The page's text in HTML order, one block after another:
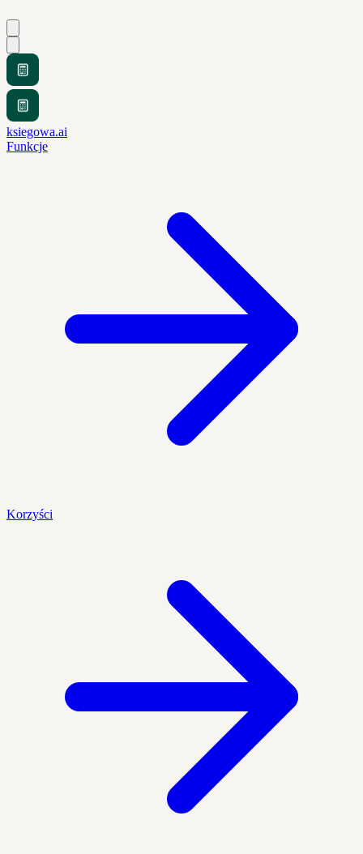
ksiegowa.ai
Funkcje
Korzyści